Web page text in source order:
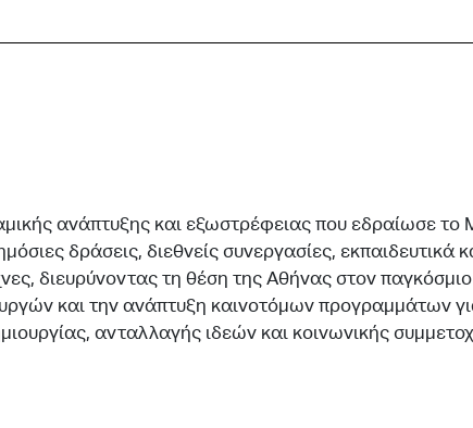
ανάπτυξης και εξωστρέφειας που εδραίωσε το
δράσεις, διεθνείς συνεργασίες, εκπαιδευτικά
διευρύνοντας τη θέση της Αθήνας στον
και την ανάπτυξη καινοτόμων προγραμμάτων
ανταλλαγής ιδεών και κοινωνικής